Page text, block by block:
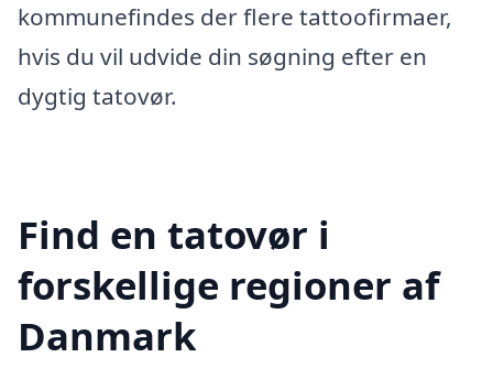
kommunefindes der flere tattoofirmaer,
hvis du vil udvide din søgning efter en
dygtig tatovør.
Find en tatovør i
forskellige regioner af
Danmark